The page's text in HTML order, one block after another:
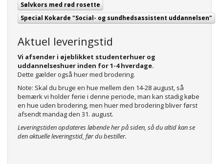
Sølvkors med rød rosette
Special Kokarde "Social- og sundhedsassistent uddannelsen"
Aktuel leveringstid
Vi afsender i øjeblikket studenterhuer og
uddannelseshuer inden for 1-4 hverdage.
Dette gælder også huer med brodering.
Note: Skal du bruge en hue mellem den 14-28 august, så
bemærk vi holder ferie i denne periode, man kan stadig købe
en hue uden brodering, men huer med brodering bliver først
afsendt mandag den 31. august.
Leveringstiden opdateres løbende her på siden, så du altid kan se
den aktuelle leveringstid, før du bestiller.